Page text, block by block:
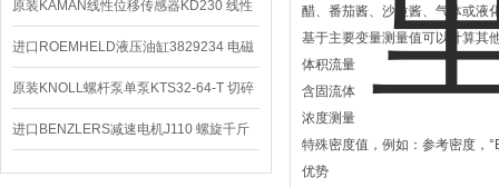
K21R80G4马达
原装KAMAN线性位移传感器KD230 线性
编码器
进口ROEMHELD液压油缸3829234 电磁
阀定位器
原装KNOLL螺杆泵单泵KTS32-64-T 切碎
排屑机
进口BENZLERS减速电机J110 螺旋千斤
顶BD-58
醋、番茄酱、沙拉酱、气体或液
基于主要变量测量值可以计算其
体积流量
含固流体
浓度测量
特殊密度值，例如：参考密度，
优势